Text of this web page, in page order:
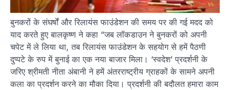
बुनकरों के संघर्षों और रिलायंस फाउंडेशन की समय पर की गई मदद को
याद करते हुए बालकृष्ण ने कहा “जब लॉकडाउन ने बुनकरों को अपनी
चपेट में ले लिया था, तब रिलायंस फाउंडेशन के सहयोग से हमें पैठणी
दुप्पटे के रुप में बुनाई का एक नया बाजार मिला। ‘स्वदेश’ प्रदर्शनी के
जरिए श्रीमती नीता अंबानी ने हमें अंतरराष्ट्रीय ग्राहकों के सामने अपनी
कला का प्रदर्शन करने का मौका दिया। प्रदर्शनी की बदौलत हमारा काम